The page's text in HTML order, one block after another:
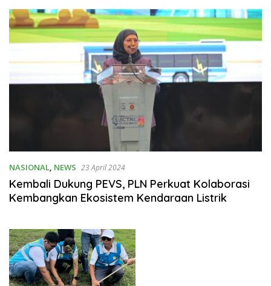
NASIONAL, NEWS 23 April 2024
Kembali Dukung PEVS, PLN Perkuat Kolaborasi
Kembangkan Ekosistem Kendaraan Listrik